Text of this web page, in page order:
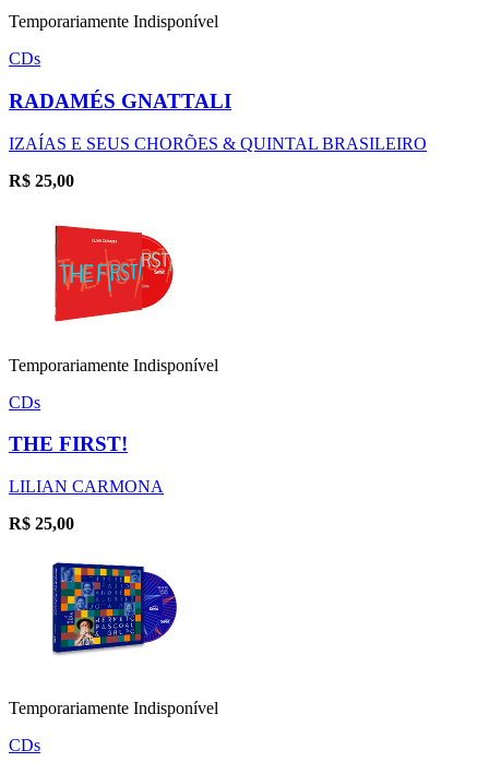
Temporariamente Indisponível
CDs
RADAMÉS GNATTALI
IZAÍAS E SEUS CHORÕES & QUINTAL BRASILEIRO
R$ 25,00
Temporariamente Indisponível
CDs
THE FIRST!
LILIAN CARMONA
R$ 25,00
Temporariamente Indisponível
CDs